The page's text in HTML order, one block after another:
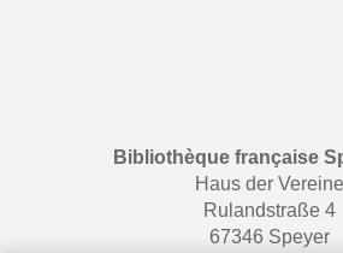
Bibliothèque française
Haus der Vereine
Rulandstraße 4
67346 Speyer